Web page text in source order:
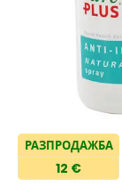
РАЗПРОДАЖБА
12 €